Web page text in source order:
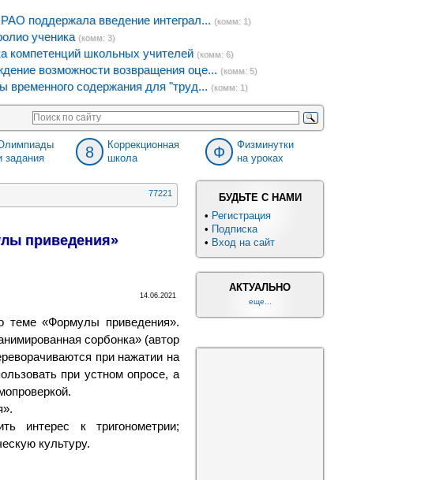
РАО поддержала введение интеграл... (комм: 1)
ученика (комм: 3)
компетенций школьных учителей (комм: 6)
возможности возвращения оце... (комм: 5)
временного содержания для "труд... (комм: 1)
задания
8
Коррекционная
школа
Ф
Физминутки
на уроках
77221
приведения»
14.06.2021
теме «Формулы приведения».
сорбонка» (автор
при нажатии на
при устном опросе, а
интерес к тригонометрии;
культуру.
БУДЬТЕ С НАМИ
• Регистрация
• Подписка
• Вход на сайт
АКТУАЛЬНО
еще...